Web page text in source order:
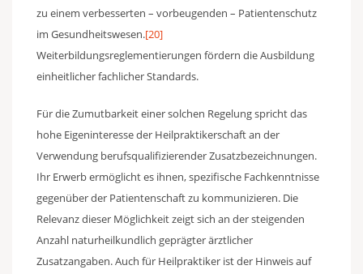
zu einem verbesserten – vorbeugenden – Patientenschutz
im Gesundheitswesen.[20]
Weiterbildungsreglementierungen fördern die Ausbildung
einheitlicher fachlicher Standards.
Für die Zumutbarkeit einer solchen Regelung spricht das
hohe Eigeninteresse der Heilpraktikerschaft an der
Verwendung berufsqualifizierender Zusatzbezeichnungen.
Ihr Erwerb ermöglicht es ihnen, spezifische Fachkenntnisse
gegenüber der Patientenschaft zu kommunizieren. Die
Relevanz dieser Möglichkeit zeigt sich an der steigenden
Anzahl naturheilkundlich geprägter ärztlicher
Zusatzangaben. Auch für Heilpraktiker ist der Hinweis auf